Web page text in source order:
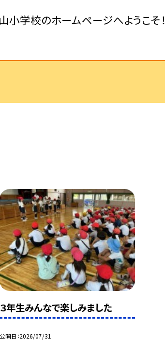
小学校のホームページへようこそ！
３年生みんなで楽しみました
公開日 2026/07/31